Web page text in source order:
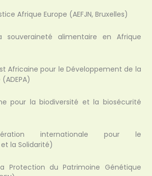
Afrique Europe (AEFJN, Bruxelles)
souveraineté alimentaire en Afrique
Africaine pour le Développement de la
pour la biodiversité et la biosécurité
internationale pour le
la Solidarité)
Protection du Patrimoine Génétique